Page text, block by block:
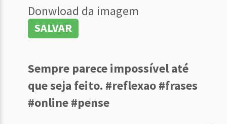
Donwload da imagem
SALVAR
Sempre parece impossível até
que seja feito. #reflexao #frases
#online #pense